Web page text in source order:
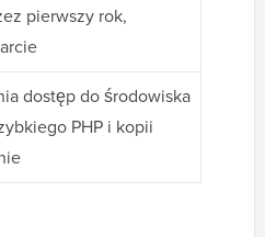
pierwszy rok,
dostęp do środowiska
PHP i kopii